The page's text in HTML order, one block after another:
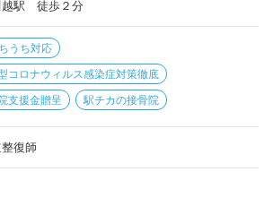
越駅 徒歩２分
うち対応
コロナウィルス感染症対策徹底
支援金贈呈 駅チカの接骨院
復師